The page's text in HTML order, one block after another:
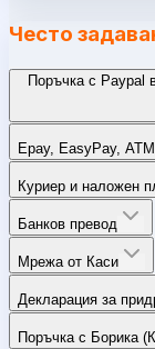
Често
Поръчка с Paypal
Epay, EasyPay,
Куриер и наложен
Банков превод
Мрежа от Каси
Декларация за